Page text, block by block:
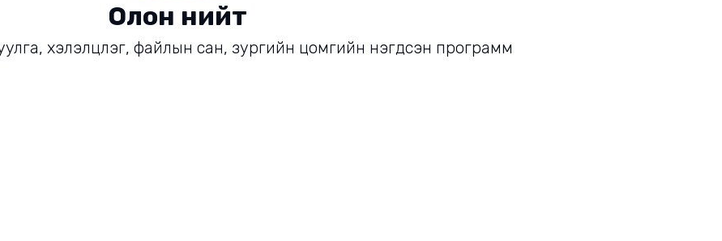
Олон нийт
хэлэлцүүлэг, файлын сан, зургийн цомгийн нэгдсэн программ